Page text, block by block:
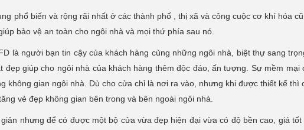
phổ biến và rộng rãi nhất ở các thành phố , thị xã và công cuộc cơ khí hóa
bảo vệ an toàn cho ngôi nhà và mọi thứ phía sau nó.
là người bạn tin cậy của khách hàng cùng những ngôi nhà, biệt thự sang
giúp cho ngôi nhà của khách hàng thêm độc đáo, ấn tượng. Sự mềm mại
không gian ngôi nhà. Dù cho cửa chỉ là nơi ra vào, nhưng khi được thiết kế thì
vẻ đẹp không gian bên trong và bên ngoài ngôi nhà.
nhưng để có được một bộ cửa vừa đẹp hiện đại vừa có độ bền cao, giá tốt